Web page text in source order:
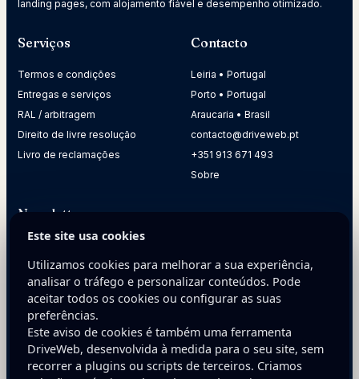
landing pages, com alojamento fiável e desempenho otimizado.
Serviços
Termos e condições
Entregas e serviços
RAL / arbitragem
Direito de livre resolução
Livro de reclamações
Contacto
Leiria • Portugal
Porto • Portugal
Araucaria • Brasil
contacto@driveweb.pt
+351 913 671 493
Sobre
Newsletter
sua empresa.
E-mail
Este site usa cookies
Utilizamos cookies para melhorar a sua experiência,
analisar o tráfego e personalizar conteúdos. Pode
aceitar todos os cookies ou configurar as suas
preferências.
Este aviso de cookies é também uma ferramenta
DriveWeb, desenvolvida à medida para o seu site, sem
recorrer a plugins ou scripts de terceiros. Criamos